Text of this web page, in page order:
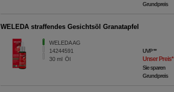
Grundpreis
WELEDA straffendes Gesichtsöl Granatapfel
WELEDA AG
14244591
30 ml Öl
UVP**
Unser Preis*
Sie sparen
Grundpreis